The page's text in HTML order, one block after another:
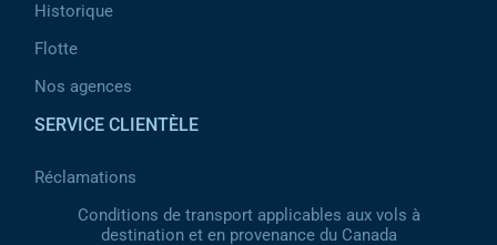
Historique
Flotte
Nos agences
SERVICE CLIENTÈLE
Réclamations
Conditions de transport applicables aux vols à
destination et en provenance du Canada